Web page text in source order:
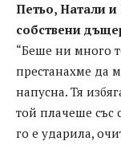
Петьо, Натали
собствени
“Беше ни много
престанахме да
напусна. Тя
той плачеше със
го е ударила,